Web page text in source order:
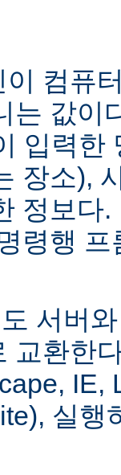
컴퓨
는 값이
입력한
장소),
정보다
령행
서버
교환한
IE,
실행